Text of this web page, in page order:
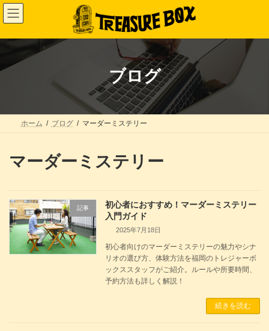
コ
ン
テ
ン
ス
ナ
ビ
ゲ
ー
ン
ブログ
ホーム ブログ マーダーミステリー
マーダーミステリー
記事
初心者におすすめ！マーダーミステリー
入門ガイド
2025年7月18日
初心者向けのマーダーミステリーの魅力やシナ
リオの選び方、体験方法を福岡のトレジャーボ
ックススタッフがご紹介。ルールや所要時間、
予約方法も詳しく解説！
続きを読む